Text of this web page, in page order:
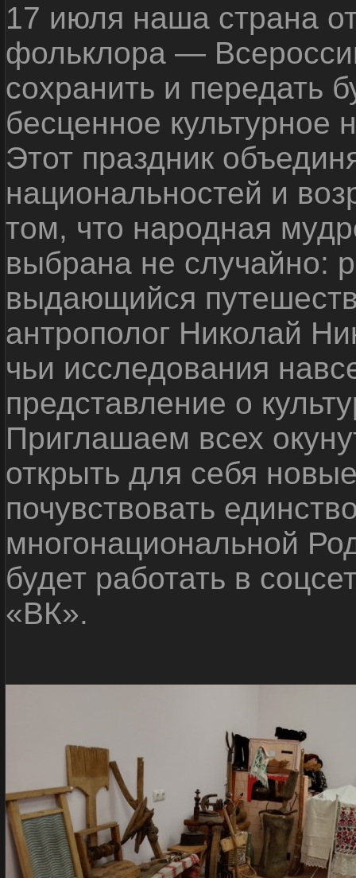
17 июля наша страна
фольклора —
сохранить и передать
бесценное культурное
Этот праздник
национальностей и
том, что народная
выбрана не случайно:
выдающийся
антрополог Николай
чьи исследования
представление о
Приглашаем всех
открыть для себя
почувствовать
многонациональной
будет работать в
«ВК».